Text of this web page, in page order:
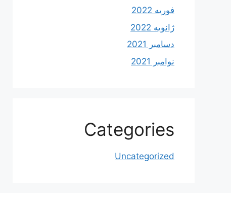
فوریه 2022
ژانویه 2022
دسامبر 2021
نوامبر 2021
Categories
Uncategorized